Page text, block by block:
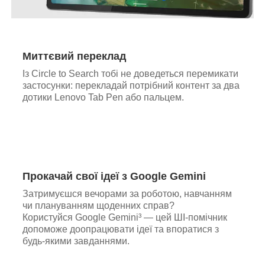
Миттєвий переклад
Із Circle to Search тобі не доведеться перемикати
застосунки: перекладай потрібний контент за два
дотики Lenovo Tab Pen або пальцем.
Прокачай свої ідеї з Google Gemini
Затримуєшся вечорами за роботою, навчанням
чи плануванням щоденних справ?
Користуйся Google Gemini³ — цей ШІ-помічник
допоможе доопрацювати ідеї та впоратися з
будь-якими завданнями.